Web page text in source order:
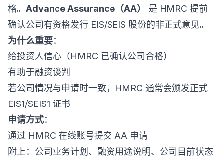
格。 Advance Assurance（AA）
是 HMRC 提前
确认公司有资格发行 EIS/SEIS 股份的非正式意见。
为什么重要：
给投资人信心（HMRC 已确认公司合格）
有助于融资谈判
若公司情况与申请时一致，HMRC 通常会颁发正式
EIS1/SEIS1 证书
申请方式：
通过 HMRC 在线账号提交 AA 申请
附上：公司业务计划、融资用途说明、公司目前状态